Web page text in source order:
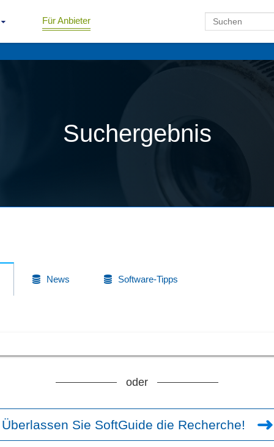
Für Anbieter
Suchergebnis
News Software-Tipps
oder
Überlassen Sie SoftGuide die Recherche!